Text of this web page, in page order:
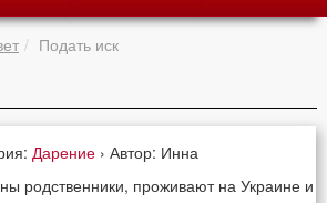
Подать иск
Дарение › Автор: Инна
родственники, проживают на Украине и